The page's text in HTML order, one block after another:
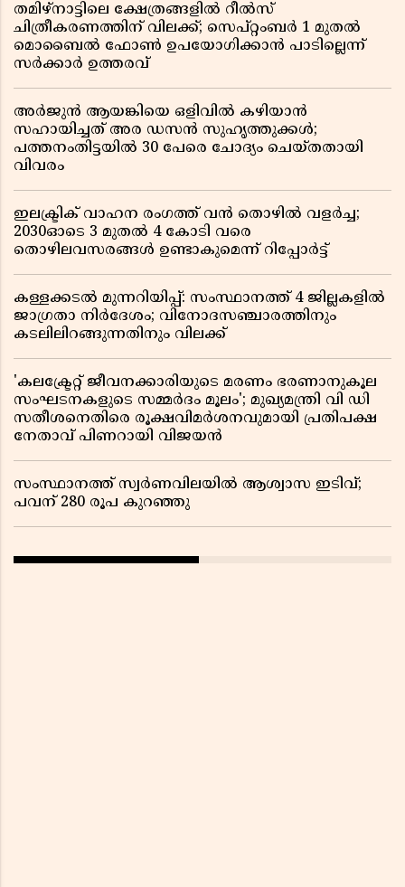
തമിഴ്‌നാട്ടിലെ ക്ഷേത്രങ്ങളിൽ റീൽസ്
ചിത്രീകരണത്തിന് വിലക്ക്; സെപ്റ്റംബർ 1 മുതൽ
മൊബൈൽ ഫോൺ ഉപയോഗിക്കാൻ പാടില്ലെന്ന്
സർക്കാർ ഉത്തരവ്
അർജുൻ ആയങ്കിയെ ഒളിവിൽ കഴിയാൻ
സഹായിച്ചത് അര ഡസൻ സുഹൃത്തുക്കൾ;
പത്തനംതിട്ടയിൽ 30 പേരെ ചോദ്യം ചെയ്തതായി
വിവരം ​​​​​​​
ഇലക്ട്രിക് വാഹന രംഗത്ത് വൻ തൊഴിൽ വളർച്ച;
2030ഓടെ 3 മുതൽ 4 കോടി വരെ
തൊഴിലവസരങ്ങൾ ഉണ്ടാകുമെന്ന് റിപ്പോർട്ട്
കള്ളക്കടൽ മുന്നറിയിപ്പ്: സംസ്ഥാനത്ത് 4 ജില്ലകളിൽ
ജാഗ്രതാ നിർദേശം; വിനോദസഞ്ചാരത്തിനും
കടലിലിറങ്ങുന്നതിനും വിലക്ക്
'കലക്ട്രേറ്റ് ജീവനക്കാരിയുടെ മരണം ഭരണാനുകൂല
സംഘടനകളുടെ സമ്മർദം മൂലം'; മുഖ്യമന്ത്രി വി ഡി
സതീശനെതിരെ രൂക്ഷവിമർശനവുമായി പ്രതിപക്ഷ
നേതാവ് പിണറായി വിജയൻ
സംസ്ഥാനത്ത് സ്വര്‍ണവിലയില്‍ ആശ്വാസ ഇടിവ്;
പവന് 280 രൂപ കുറഞ്ഞു